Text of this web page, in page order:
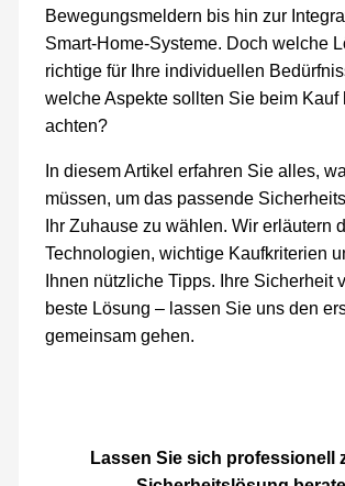
Bewegungsmeldern bis hin zur
Smart-Home-Systeme. Doch welche
richtige für Ihre individuellen
welche Aspekte sollten Sie beim Kauf
achten?
In diesem Artikel erfahren Sie alles,
müssen, um das passende
Ihr Zuhause zu wählen. Wir erläutern
Technologien, wichtige Kaufkriterien
Ihnen nützliche Tipps. Ihre Sicherheit
beste Lösung – lassen Sie uns den
gemeinsam gehen.
Lassen Sie sich professionell